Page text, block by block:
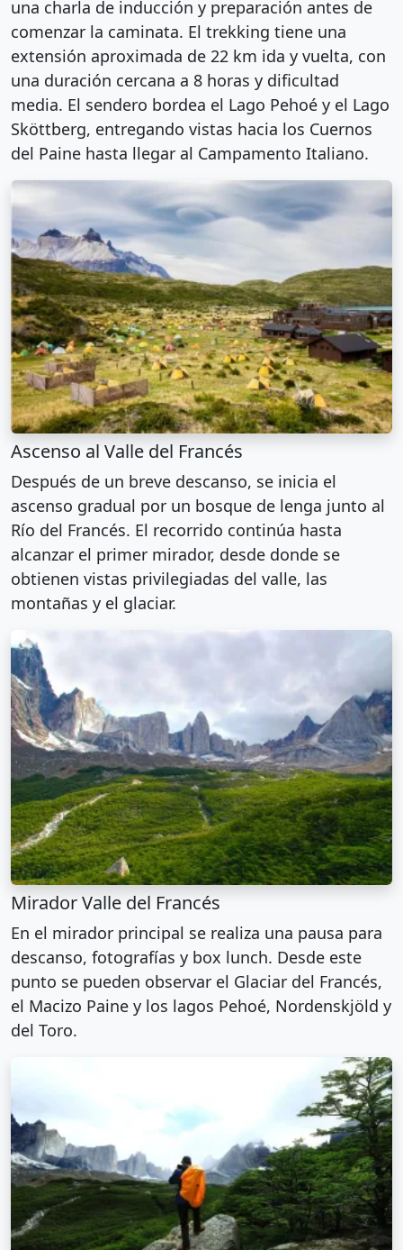
una charla de inducción y preparación antes de
comenzar la caminata. El trekking tiene una
extensión aproximada de 22 km ida y vuelta, con
una duración cercana a 8 horas y dificultad
media. El sendero bordea el Lago Pehoé y el Lago
Sköttberg, entregando vistas hacia los Cuernos
del Paine hasta llegar al Campamento Italiano.
Ascenso al Valle del Francés
Después de un breve descanso, se inicia el
ascenso gradual por un bosque de lenga junto al
Río del Francés. El recorrido continúa hasta
alcanzar el primer mirador, desde donde se
obtienen vistas privilegiadas del valle, las
montañas y el glaciar.
Mirador Valle del Francés
En el mirador principal se realiza una pausa para
descanso, fotografías y box lunch. Desde este
punto se pueden observar el Glaciar del Francés,
el Macizo Paine y los lagos Pehoé, Nordenskjöld y
del Toro.